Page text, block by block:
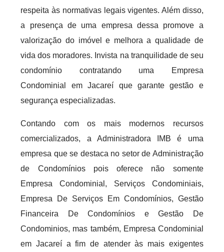
respeita às normativas legais vigentes. Além disso,
a presença de uma empresa dessa promove a
valorização do imóvel e melhora a qualidade de
vida dos moradores. Invista na tranquilidade de seu
condomínio contratando uma Empresa
Condominial em Jacareí que garante gestão e
segurança especializadas.
Contando com os mais modernos recursos
comercializados, a Administradora IMB é uma
empresa que se destaca no setor de Administração
de Condomínios pois oferece não somente
Empresa Condominial, Serviços Condominiais,
Empresa De Serviços Em Condomínios, Gestão
Financeira De Condomínios e Gestão De
Condominios, mas também, Empresa Condominial
em Jacareí a fim de atender às mais exigentes